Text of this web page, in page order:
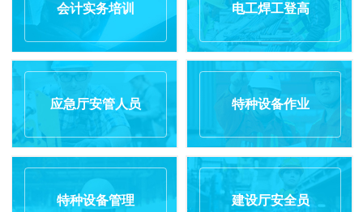
会计实务培训 电工焊工登高
应急厅安管人员 特种设备作业
特种设备管理 建设厅安全员